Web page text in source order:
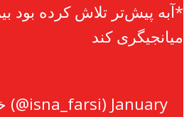
*آبه پیش‌تر تلاش کرده بود
میانجیگری کند
— خبرگزاری ایسنا (@isna_farsi) January